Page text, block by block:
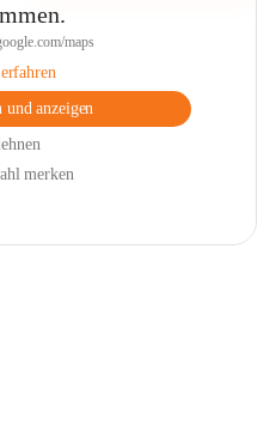
maps
und anzeigen
merken